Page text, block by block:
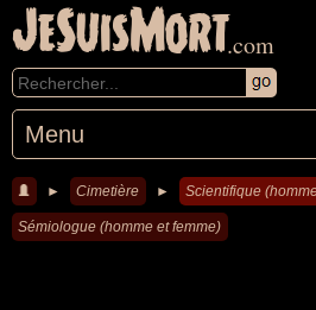
JeSuisMort.com
Menu
► Cimetière ► Scientifique
Sémiologue (homme et femme)